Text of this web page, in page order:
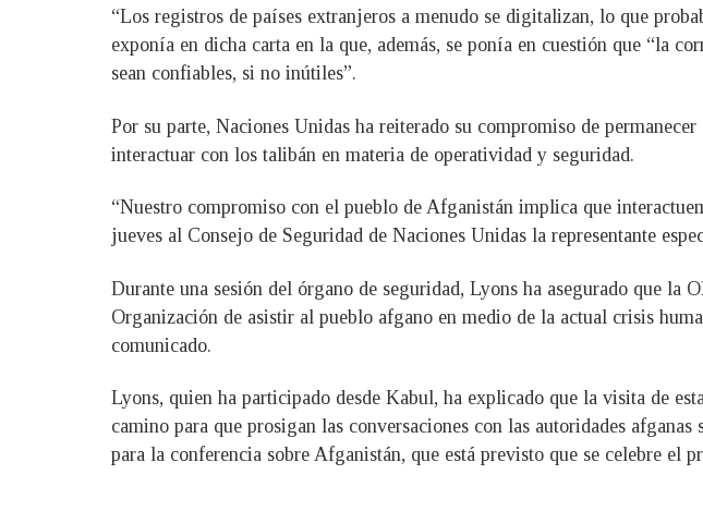
“Los registros de países extranjeros a menudo se digitalizan, lo que
exponía en dicha carta en la que, además, se ponía en cuestión que “la
sean confiables, si no inútiles”.
Por su parte, Naciones Unidas ha reiterado su compromiso de
interactuar con los talibán en materia de operatividad y seguridad.
“Nuestro compromiso con el pueblo de Afganistán implica que
jueves al Consejo de Seguridad de Naciones Unidas la representante
Durante una sesión del órgano de seguridad, Lyons ha asegurado que la
Organización de asistir al pueblo afgano en medio de la actual crisis
comunicado.
Lyons, quien ha participado desde Kabul, ha explicado que la visita de
camino para que prosigan las conversaciones con las autoridades
para la conferencia sobre Afganistán, que está previsto que se celebre el